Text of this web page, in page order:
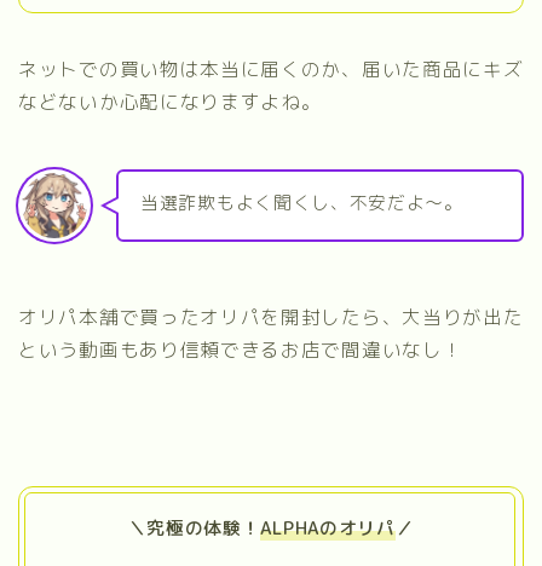
ネットでの買い物は本当に届くのか、届いた商品にキズ
などないか心配になりますよね。
当選詐欺もよく聞くし、不安だよ～。
オリパ本舗で買ったオリパを開封したら、大当りが出た
という動画もあり信頼できるお店で間違いなし！
＼究極の体験！ALPHAのオリパ／